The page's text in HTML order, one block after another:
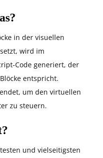
in der visuellen
wird im
Code generiert, der
entspricht.
um den virtuellen
zu steuern.
und vielseitigsten